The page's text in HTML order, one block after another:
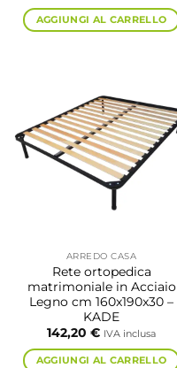
AGGIUNGI AL CARRELLO
ARREDO CASA
Rete ortopedica
matrimoniale in Acciaio
Legno cm 160x190x30 –
KADE
142,20 € IVA inclusa
AGGIUNGI AL CARRELLO